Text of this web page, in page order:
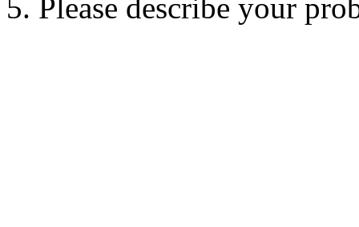
5. Please describe your